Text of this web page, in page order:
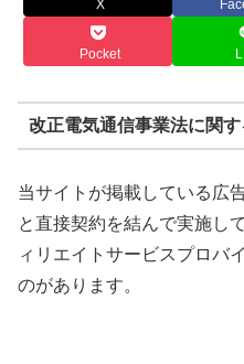
X
Pocket
改正電気通信事業法に関
当サイトが掲載している広
と直接契約を結んで実施し
ィリエイトサービスプロバ
のがあります。